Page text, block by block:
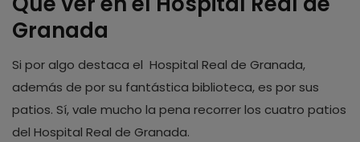
Granada
Si por algo destaca el Hospital Real de Granada,
además de por su fantástica biblioteca, es por sus
patios. Sí, vale mucho la pena recorrer los cuatro patios
del Hospital Real de Granada.